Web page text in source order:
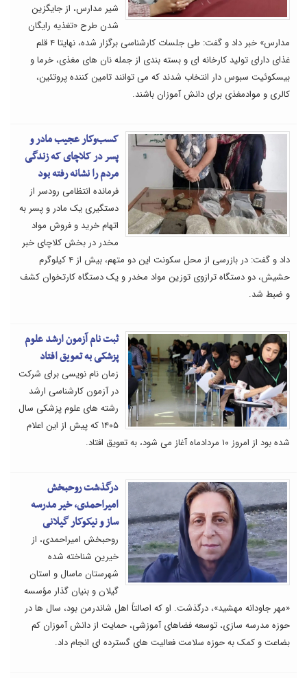
شیر مدارس، از جایگزین
شدن طرح «تغذیه رایگان
مدارس» خبر داد و گفت: طی جلسات کارشناسی برگزار شده، نهایتا ۴ قلم
غذای دارای تولید کارخانه ای و بسته بندی از جمله نان های مغذی، خرما و
بیسکوئیت سبوس دار انتخاب شدند که می توانند تامین کننده پروتئین،
کالری و موادمغذی برای دانش آموزان باشند.
کسب‌وکار عجیب مادر و
پسر در کلاچای که زندگی
مردم را نشانه رفته بود
فرمانده انتظامی رودسر از
دستگیری یک مادر و پسر به
اتهام خرید و فروش مواد
مخدر در بخش کلاچای خبر
داد و گفت: در بازرسی از محل سکونت این دو متهم، بیش از ۴ کیلوگرم
حشیش، دو دستگاه ترازوی توزین مواد مخدر و یک دستگاه کارتخوان کشف
و ضبط شد.
ثبت نام آزمون ارشد علوم
پزشکی به تعویق افتاد
زمان نام نویسی برای شرکت
در آزمون کارشناسی ارشد
رشته های علوم پزشکی سال
۱۴۰۵ که پیش از این اعلام
شده بود از امروز ۱۰ مردادماه آغاز می شود، به تعویق افتاد.
درگذشت روحبخش
امیراحمدی، خیر مدرسه
ساز و نیکوکار گیلانی
روحبخش امیراحمدی، از
خیرین شناخته شده
شهرستان ماسال و استان
گیلان و بنیان گذار مؤسسه
«مهر جاودانه مهشید»، درگذشت. او که اصالتاً اهل شاندرمن بود، سال ها در
حوزه مدرسه سازی، توسعه فضاهای آموزشی، حمایت از دانش آموزان کم
بضاعت و کمک به حوزه سلامت فعالیت های گسترده ای انجام داد.